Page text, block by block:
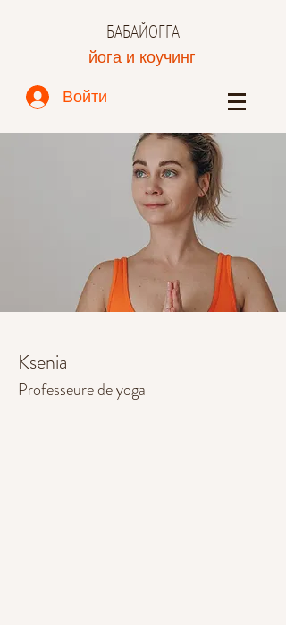
БАБАЙОГГА
йога и коучинг
Войти
Ksenia
Professeurede yoga